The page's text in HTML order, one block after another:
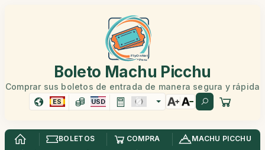
Boleto Machu Picchu
Comprar sus boletos de entrada de manera segura y rápida
ES USD
BOLETOS COMPRA
MACHU PICCHU